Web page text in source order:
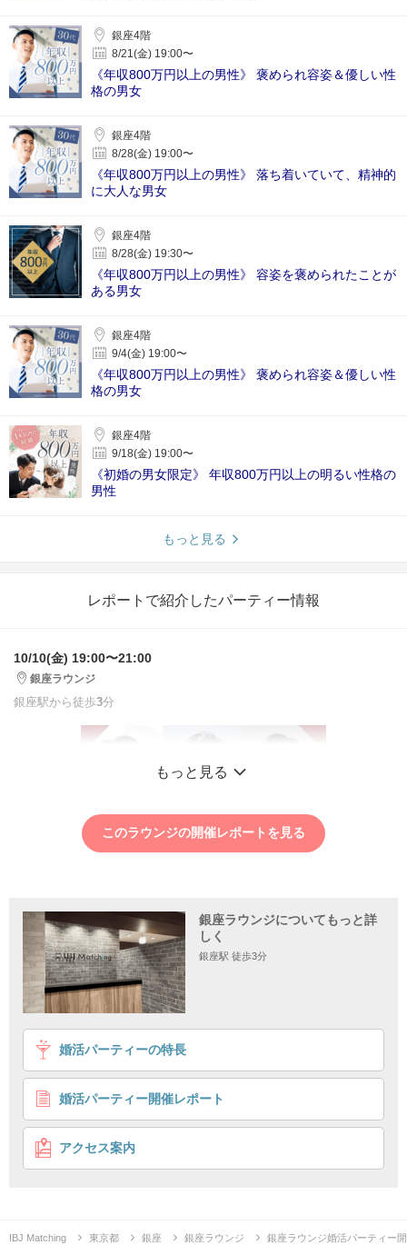
銀座4階
8/21(金) 19:00〜
《年収800万円以上の男性》 褒められ容姿＆優しい性
格の男女
銀座4階
8/28(金) 19:00〜
《年収800万円以上の男性》 落ち着いていて、精神的
に大人な男女
銀座4階
8/28(金) 19:30〜
《年収800万円以上の男性》 容姿を褒められたことが
ある男女
銀座4階
9/4(金) 19:00〜
《年収800万円以上の男性》 褒められ容姿＆優しい性
格の男女
銀座4階
9/18(金) 19:00〜
《初婚の男女限定》 年収800万円以上の明るい性格の
男性
もっと見る
レポートで紹介したパーティー情報
10/10(金) 19:00〜21:00
銀座ラウンジ
銀座駅から徒歩3分
1 2 3
【最大20対20】年収900万円などの彼
容姿を褒められた事がある＆優しいお相手
個室20対20 月間動員数No1店舗
企画詳細
20 20
もっと見る
このラウンジの開催レポートを見る
銀座ラウンジについてもっと詳
しく
銀座駅 徒歩3分
婚活パーティーの特長
婚活パーティー開催レポート
アクセス案内
IBJ Matching 東京都 銀座 銀座ラウンジ 銀座ラウンジ婚活パーティー